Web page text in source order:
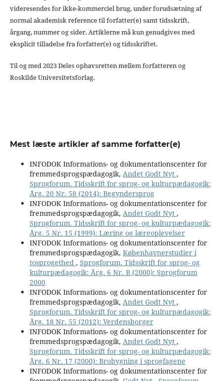
videresendes for ikke-kommerciel brug, under forudsætning af
normal akademisk reference til forfatter(e) samt tidsskrift,
årgang, nummer og sider. Artiklerne må kun genudgives med
eksplicit tilladelse fra forfatter(e) og tidsskriftet.
Til og med 2023 Deles ophavsretten mellem forfatteren og
Roskilde Universitetsforlag.
Mest læste artikler af samme forfatter(e)
INFODOK Informations- og dokumentationscenter for
fremmedsprogspædagogik, Andet Godt Nyt ,
Sprogforum. Tidsskrift for sprog- og kulturpædagogik:
Årg. 20 Nr. 58 (2014): Begyndersprog
INFODOK Informations- og dokumentationscenter for
fremmedsprogspædagogik, Andet Godt Nyt ,
Sprogforum. Tidsskrift for sprog- og kulturpædagogik:
Årg. 5 Nr. 15 (1999): Læring og læreoplevelser
INFODOK Informations- og dokumentationscenter for
fremmedsprogspædagogik, Københavnerstudier i
tosprogethed , Sprogforum. Tidsskrift for sprog- og
kulturpædagogik: Årg. 6 Nr. B (2000): Sprogforum
2000
INFODOK Informations- og dokumentationscenter for
fremmedsprogspædagogik, Andet Godt Nyt ,
Sprogforum. Tidsskrift for sprog- og kulturpædagogik:
Årg. 18 Nr. 55 (2012): Verdensborger
INFODOK Informations- og dokumentationscenter for
fremmedsprogspædagogik, Andet Godt Nyt ,
Sprogforum. Tidsskrift for sprog- og kulturpædagogik:
Årg. 6 Nr. 17 (2000): Brobygning i sprogfagene
INFODOK Informations- og dokumentationscenter for